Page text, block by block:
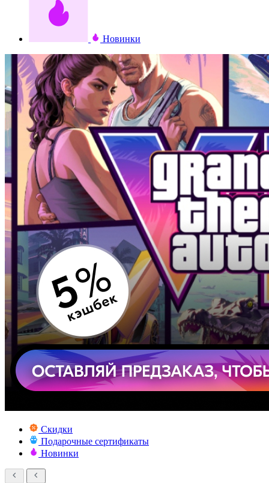
Новинки
Скидки
Подарочные сертификаты
Новинки